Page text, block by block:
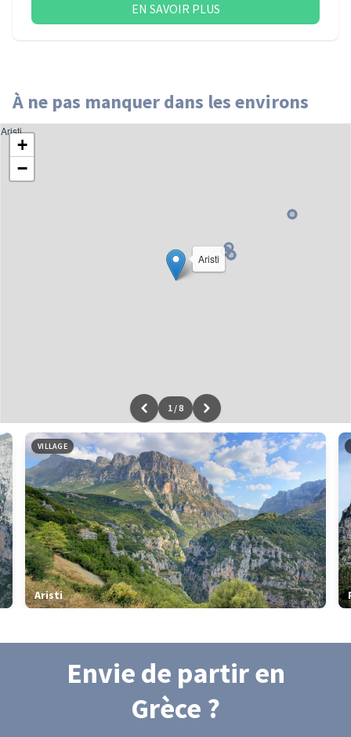
EN SAVOIR PLUS
À ne pas manquer dans les environs
Aristi
+
−
Leaflet|données ©OpenStreetMap/ODbL - renduOSM France
Aristi
1 /8
VILLAGE
Aristi
Envie de partiren
Grèce ?